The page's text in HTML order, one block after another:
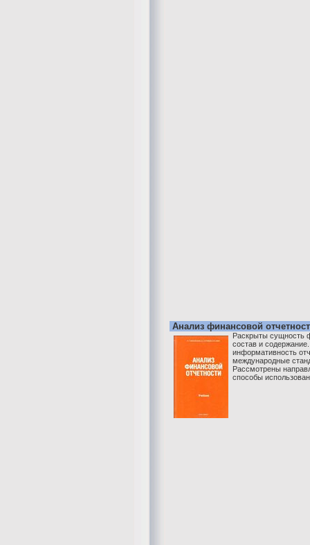
Анализ финансовой
Раскрыты сущность
состав и
информативность
международные
Рассмотрены
способы